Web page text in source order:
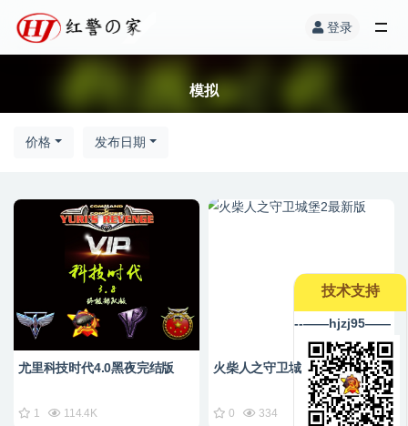
登录
模拟
价格 发布日期
尤里科技时代4.0黑夜完结版
1 114.4K
火柴人之守卫城堡2最新版
0 334
技术支持
--——hjzj95——